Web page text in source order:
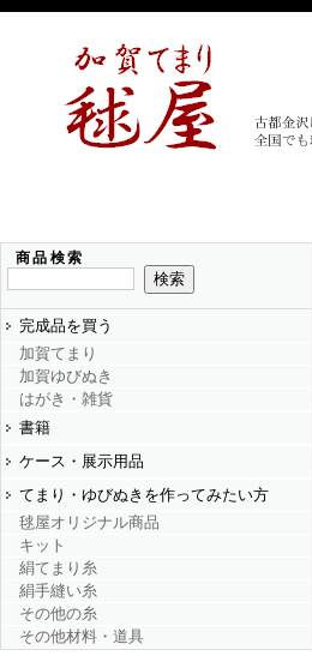
商品検索
完成品を買う
加賀てまり
加賀ゆびぬき
はがき・雑貨
書籍
ケース・展示用品
てまり・ゆびぬきを作ってみたい方
毬屋オリジナル商品
キット
絹てまり糸
絹手縫い糸
その他の糸
その他材料・道具